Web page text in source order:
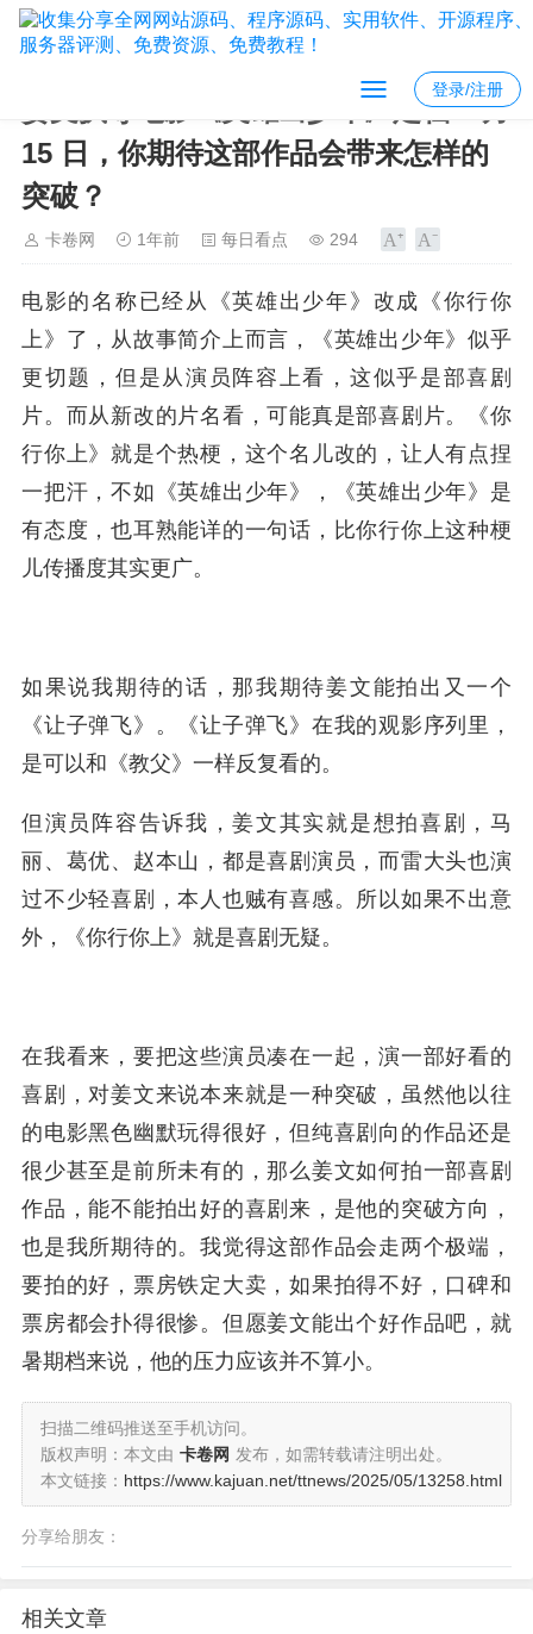
登录/注册
姜文执导电影《英雄出少年》定档 7 月
15 日，你期待这部作品会带来怎样的
突破？
卡卷网 1年前 每日看点 294
电影的名称已经从《英雄出少年》改成《你行你
上》了，从故事简介上而言，《英雄出少年》似乎
更切题，但是从演员阵容上看，这似乎是部喜剧
片。而从新改的片名看，可能真是部喜剧片。《你
行你上》就是个热梗，这个名儿改的，让人有点捏
一把汗，不如《英雄出少年》，《英雄出少年》是
有态度，也耳熟能详的一句话，比你行你上这种梗
儿传播度其实更广。
如果说我期待的话，那我期待姜文能拍出又一个
《让子弹飞》。《让子弹飞》在我的观影序列里，
是可以和《教父》一样反复看的。
但演员阵容告诉我，姜文其实就是想拍喜剧，马
丽、葛优、赵本山，都是喜剧演员，而雷大头也演
过不少轻喜剧，本人也贼有喜感。所以如果不出意
外，《你行你上》就是喜剧无疑。
在我看来，要把这些演员凑在一起，演一部好看的
喜剧，对姜文来说本来就是一种突破，虽然他以往
的电影黑色幽默玩得很好，但纯喜剧向的作品还是
很少甚至是前所未有的，那么姜文如何拍一部喜剧
作品，能不能拍出好的喜剧来，是他的突破方向，
也是我所期待的。我觉得这部作品会走两个极端，
要拍的好，票房铁定大卖，如果拍得不好，口碑和
票房都会扑得很惨。但愿姜文能出个好作品吧，就
暑期档来说，他的压力应该并不算小。
扫描二维码推送至手机访问。
版权声明：本文由 卡卷网 发布，如需转载请注明出处。
本文链接： https://www.kajuan.net/ttnews/2025/05/13258.html
分享给朋友：
相关文章